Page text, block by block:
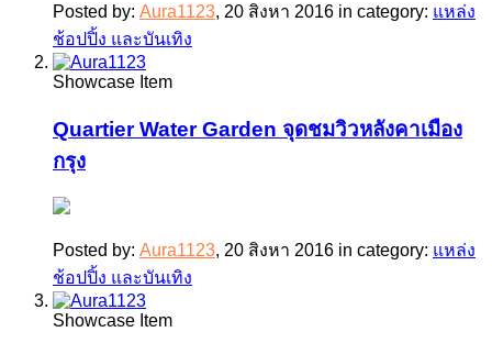
Posted by: Aura1123, 20 สิงหา 2016 in category: แหล่ง
ช้อปปิ้ง และบันเทิง
Showcase Item
Quartier Water Garden จุดชมวิวหลังคาเมือง
กรุง
Posted by: Aura1123, 20 สิงหา 2016 in category: แหล่ง
ช้อปปิ้ง และบันเทิง
Showcase Item